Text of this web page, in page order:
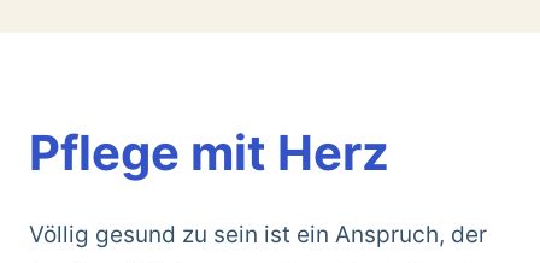
Pflege mit Herz
Völlig gesund zu sein ist ein Anspruch, der